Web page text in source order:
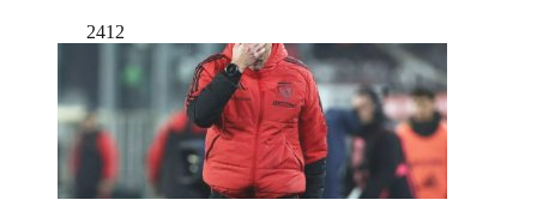
2412